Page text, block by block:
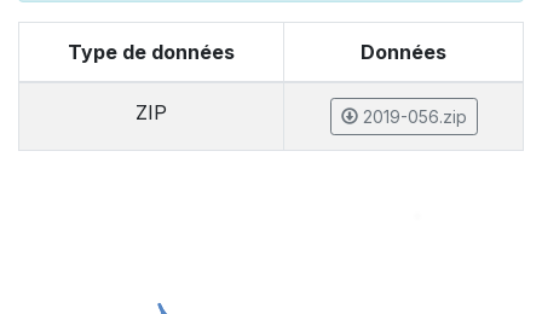
Type de données Données
ZIP 2019-056.zip